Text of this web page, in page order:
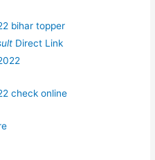
bihar topper
Direct Link
check online